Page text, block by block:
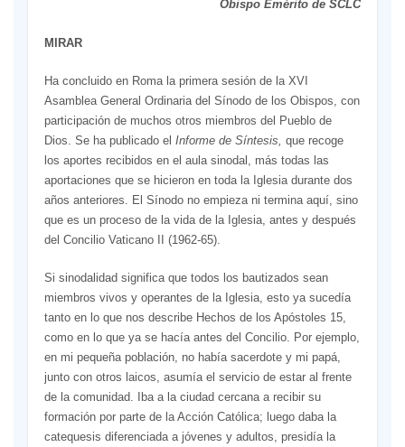
Obispo Emérito de SCLC
MIRAR
Ha concluido en Roma la primera sesión de la XVI
Asamblea General Ordinaria del Sínodo de los Obispos, con
participación de muchos otros miembros del Pueblo de
Dios. Se ha publicado el Informe de Síntesis, que recoge
los aportes recibidos en el aula sinodal, más todas las
aportaciones que se hicieron en toda la Iglesia durante dos
años anteriores. El Sínodo no empieza ni termina aquí, sino
que es un proceso de la vida de la Iglesia, antes y después
del Concilio Vaticano II (1962-65).
Si sinodalidad significa que todos los bautizados sean
miembros vivos y operantes de la Iglesia, esto ya sucedía
tanto en lo que nos describe Hechos de los Apóstoles 15,
como en lo que ya se hacía antes del Concilio. Por ejemplo,
en mi pequeña población, no había sacerdote y mi papá,
junto con otros laicos, asumía el servicio de estar al frente
de la comunidad. Iba a la ciudad cercana a recibir su
formación por parte de la Acción Católica; luego daba la
catequesis diferenciada a jóvenes y adultos, presidía la